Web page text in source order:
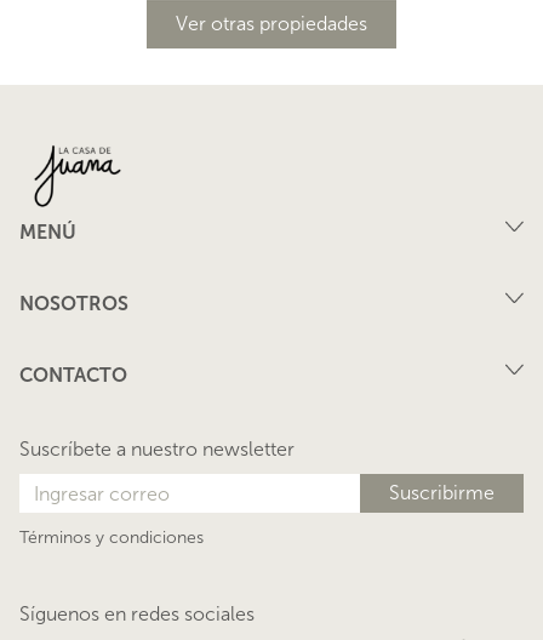
Ver otras propiedades
MENÚ
Nosotros
Blog
NOSOTROS
CONTACTO
Suscríbete a nuestro newsletter
Términos y condiciones
Síguenos en redes sociales